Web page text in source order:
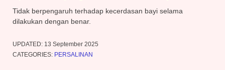
Tidak berpengaruh terhadap kecerdasan bayi selama
dilakukan dengan benar.
UPDATED: 13 September 2025
CATEGORIES: PERSALINAN